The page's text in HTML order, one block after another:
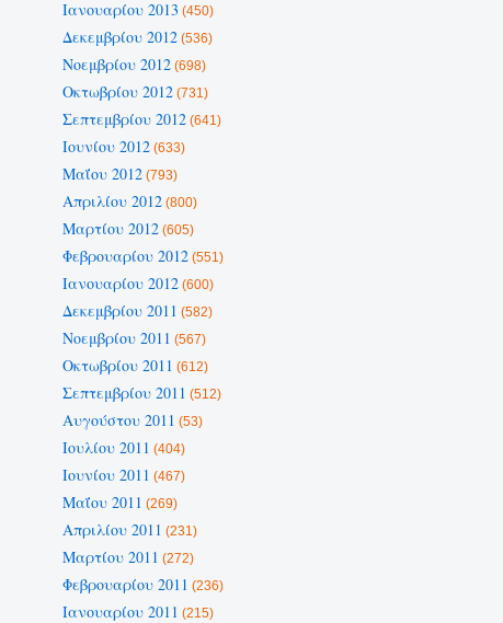
Ιανουαρίου 2013 (450)
Δεκεμβρίου 2012(536)
Νοεμβρίου 2012(698)
Οκτωβρίου 2012(731)
Σεπτεμβρίου 2012(641)
Ιουνίου 2012(633)
Μαΐου 2012(793)
Απριλίου 2012(800)
Μαρτίου 2012(605)
Φεβρουαρίου 2012(551)
Ιανουαρίου 2012(600)
Δεκεμβρίου 2011 (582)
Νοεμβρίου 2011 (567)
Οκτωβρίου 2011 (612)
Σεπτεμβρίου 2011 (512)
Αυγούστου 2011 (53)
Ιουλίου 2011 (404)
Ιουνίου 2011 (467)
Μαΐου 2011 (269)
Απριλίου 2011 (231)
Μαρτίου 2011 (272)
Φεβρουαρίου 2011 (236)
Ιανουαρίου 2011 (215)